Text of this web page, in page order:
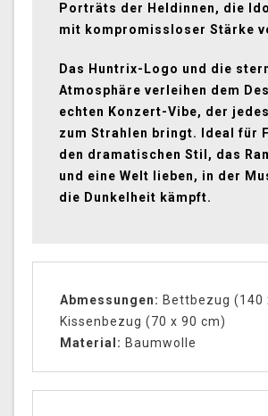
Porträts der Heldinnen, die
mit kompromissloser Stärke
Das Huntrix-Logo und die
Atmosphäre verleihen dem
echten Konzert-Vibe, der
zum Strahlen bringt. Ideal für
den dramatischen Stil, das
und eine Welt lieben, in der
die Dunkelheit kämpft.
Abmessungen: Bettbezug (140
Kissenbezug (70 x 90 cm)
Material : Baumwolle